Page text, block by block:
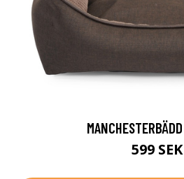
599 SEK